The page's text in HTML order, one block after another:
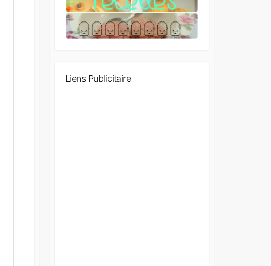
Liens Publicitaire